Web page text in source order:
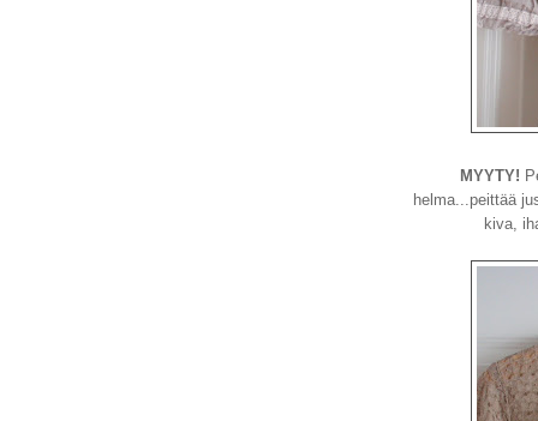
MYYTY!
helma...peittää
kiva,